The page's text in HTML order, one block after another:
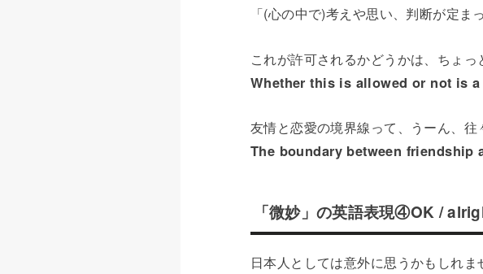
「(心の中で)考えや思い、判断が定ま
これが許可されるかどうかは、ちょ
Whether this is allowed or not is
友情と恋愛の境界線って、うーん、往
The boundary between friendship
「微妙」の英語表現④OK /
日本人としては意外に思うかもしれ